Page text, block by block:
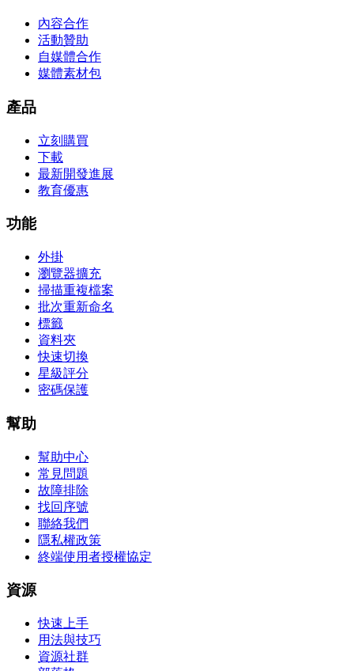
內容合作
活動贊助
自媒體合作
媒體素材包
產品
立刻購買
下載
最新開發進展
教育優惠
功能
外掛
瀏覽器擴充
掃描重複檔案
批次重新命名
標籤
資料夾
快速切換
星級評分
密碼保護
幫助
幫助中心
常見問題
故障排除
找回序號
聯絡我們
隱私權政策
終端使用者授權協定
資源
快速上手
用法與技巧
資源社群